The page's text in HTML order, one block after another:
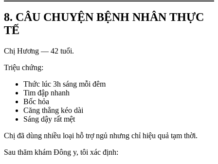
8. CÂU CHUYỆN BỆNH NHÂN THỰC
TẾ
Chị Hương — 42 tuổi.
Triệu chứng:
Thức lúc 3h sáng mỗi đêm
Tim đập nhanh
Bốc hỏa
Căng thẳng kéo dài
Sáng dậy rất mệt
Chị đã dùng nhiều loại hỗ trợ ngủ nhưng chỉ hiệu quả tạm thời.
Sau thăm khám Đông y, tôi xác định: